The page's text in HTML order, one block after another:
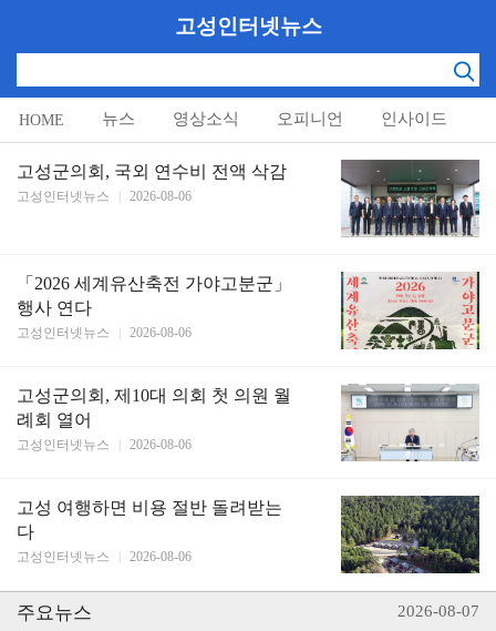
고성인터넷뉴스
HOME 뉴스 영상소식 오피니언 인사이드
알림마당
고성군의회, 국외 연수비 전액 삭감
고성인터넷뉴스 2026-08-06
「2026 세계유산축전 가야고분군」
행사 연다
고성인터넷뉴스 2026-08-06
고성군의회, 제10대 의회 첫 의원 월
례회 열어
고성인터넷뉴스 2026-08-06
고성 여행하면 비용 절반 돌려받는
다
고성인터넷뉴스 2026-08-06
주요뉴스 2026-08-07